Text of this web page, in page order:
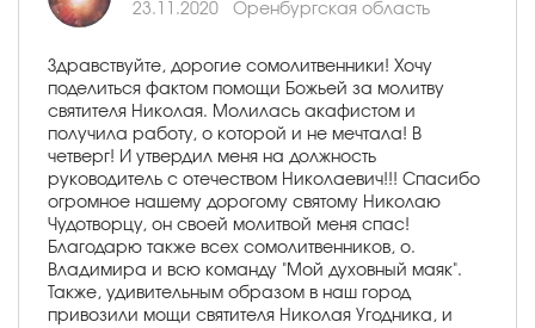
23.11.2020 Оренбургская область
Здравствуйте, дорогие сомолитвенники! Хочу
поделиться фактом помощи Божьей за молитву
святителя Николая. Молилась акафистом и
получила работу, о которой и не мечтала! В
четверг! И утвердил меня на должность
руководитель с отечеством Николаевич!!! Спасибо
огромное нашему дорогому святому Николаю
Чудотворцу, он своей молитвой меня спас!
Благодарю также всех сомолитвенников, о.
Владимира и всю команду "Мой духовный маяк".
Также, удивительным образом в наш город
привозили мощи святителя Николая Угодника, и